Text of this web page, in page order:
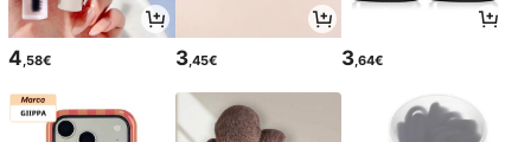
4 ,58€ 3,45€ 3 ,64€